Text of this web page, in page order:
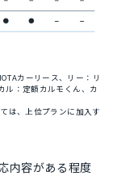
カーリース、リー：リ
ル：定額カルモくん、カ
は、上位プランに加入す
内容がある程度